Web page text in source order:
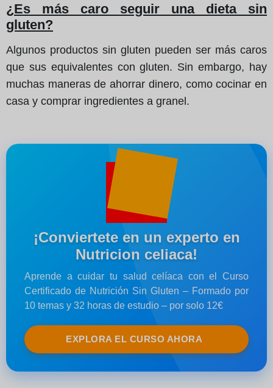
¿Es más caro seguir una dieta sin
gluten?
Algunos productos sin gluten pueden ser más caros
que sus equivalentes con gluten. Sin embargo, hay
muchas maneras de ahorrar dinero, como cocinar en
casa y comprar ingredientes a granel.
¡Conviertete en un experto en
Nutricion celiaca!
Aprende a cuidar tu salud celíaca con el Curso
Certificado de Nutrición Sin Gluten – Formado por
10 temas y 32 horas de estudio – por solo 12€
EXPLORA EL CURSO AHORA